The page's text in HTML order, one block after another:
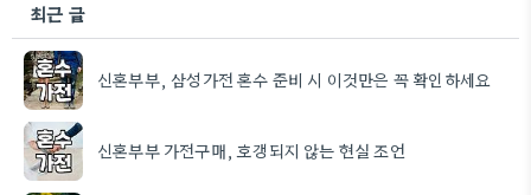
최근 글
신혼부부, 삼성가전 혼수 준비 시 이것만은 꼭 확인하세요
신혼부부 가전구매, 호갱되지 않는 현실 조언